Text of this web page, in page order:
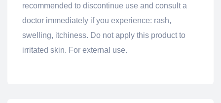
recommended to discontinue use and consult a
doctor immediately if you experience: rash,
swelling, itchiness. Do not apply this product to
irritated skin. For external use.